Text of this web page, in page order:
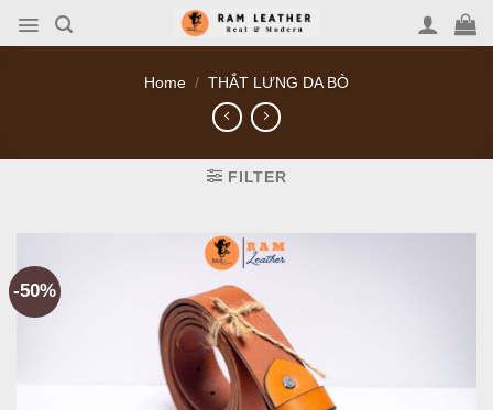
Home / THẮT LƯNG DA BÒ
FILTER
-50%